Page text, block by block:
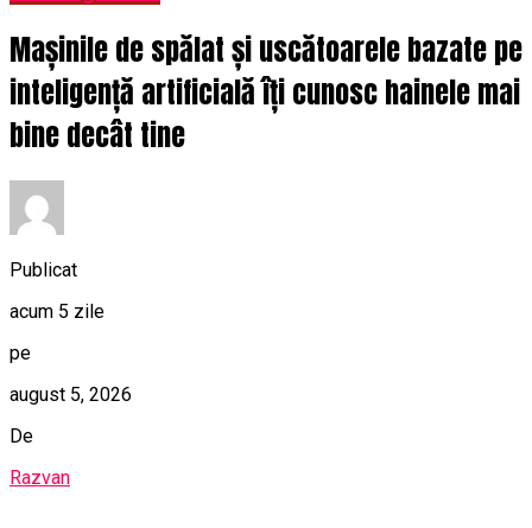
Mașinile de spălat și uscătoarele bazate pe
inteligență artificială îți cunosc hainele mai
bine decât tine
Publicat
acum 5 zile
pe
august 5, 2026
De
Razvan